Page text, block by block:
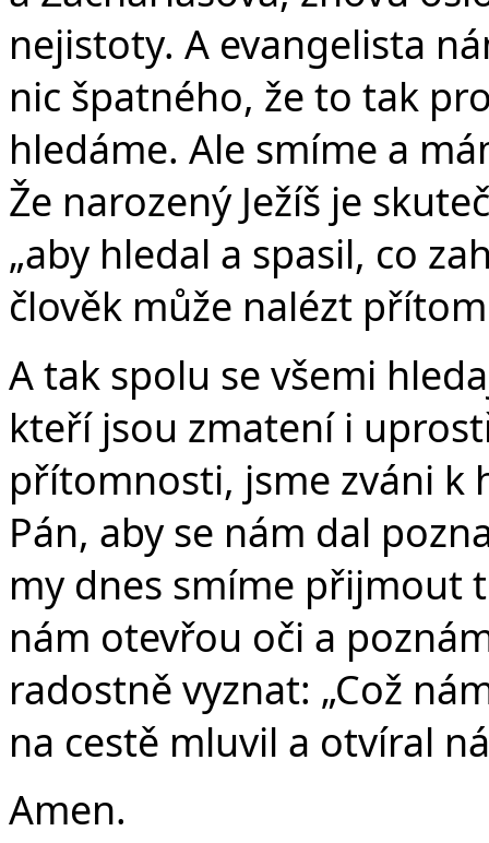
nejistoty. A evangelista
nic špatného, že to tak
hledáme. Ale smíme a
Že narozený Ježíš je
„aby hledal a spasil, co
člověk může nalézt
A tak spolu se všemi
kteří jsou zmatení i
přítomnosti, jsme zváni k
Pán, aby se nám dal
my dnes smíme přijmout
nám otevřou oči a
radostně vyznat: „Což
na cestě mluvil a otvíral
Amen.